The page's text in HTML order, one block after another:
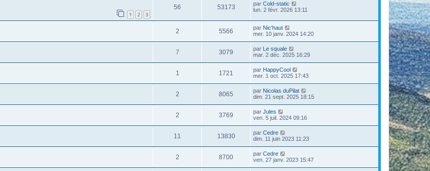
1 2 3
56 53173 par Cold-static
lun. 2 févr. 2026 13:11
2 5566 par Nic'haut
mer. 10 janv. 2024 14:20
7 3079 par Le squale
mar. 2 déc. 2025 16:29
1 1721 par HappyCool
mer. 1 oct. 2025 17:43
2 8065 par Nicolas duPilat
dim. 21 sept. 2025 18:15
2 3769 par Jules
ven. 5 juil. 2024 09:16
11 13830 par Cedre
dim. 11 juin 2023 11:23
2 8700 par Cedre
ven. 27 janv. 2023 15:47